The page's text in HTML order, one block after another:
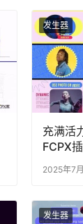
发生器
充满活
FCPX
2025年7
发生器